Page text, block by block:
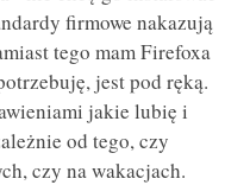
firmowe nakazują
tego mam Firefoxa
jest pod ręką.
jakie lubię i
od tego, czy
czy na wakacjach.